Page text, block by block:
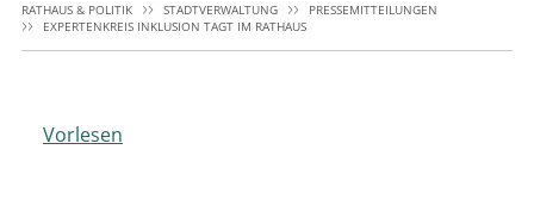
RATHAUS & POLITIK STADTVERWALTUNG
PRESSEMITTEILUNGEN
EXPERTENKREIS INKLUSION TAGT IM RATHAUS
Vorlesen